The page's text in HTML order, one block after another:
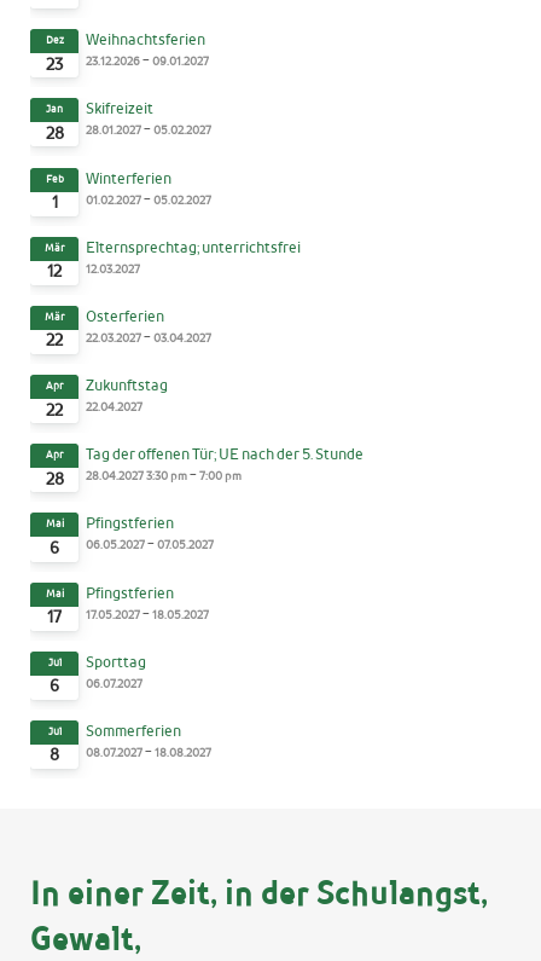
23
Dez Weihnachtsferien
23.12.2026-09.01.2027
28
Jan Skifreizeit
28.01.2027-05.02.2027
1
Feb Winterferien
01.02.2027-05.02.2027
12
Mär Elternsprechtag; unterrichtsfrei
12.03.2027
22
Mär Osterferien
22.03.2027-03.04.2027
22
Apr Zukunftstag
22.04.2027
28
Apr Tag der offenen Tür; UE nach der 5. Stunde
28.04.20273:30 pm-7:00 pm
6
Mai Pfingstferien
06.05.2027-07.05.2027
17
Mai Pfingstferien
17.05.2027-18.05.2027
6
Jul Sporttag
06.07.2027
8
Jul Sommerferien
08.07.2027-18.08.2027
In einer Zeit, in der Schulangst,
Gewalt,